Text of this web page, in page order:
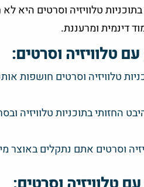
טלוויזיה וסרטים
דינמית ומרעננת.
טלוויזיה וסרטים:
טלוויזיה וסרטים חושפות
החזותי בתוכניות טלוויזיה
וסרטים אתם נתקלים